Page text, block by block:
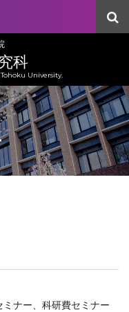
科
University.
ナー、科研費セミナー